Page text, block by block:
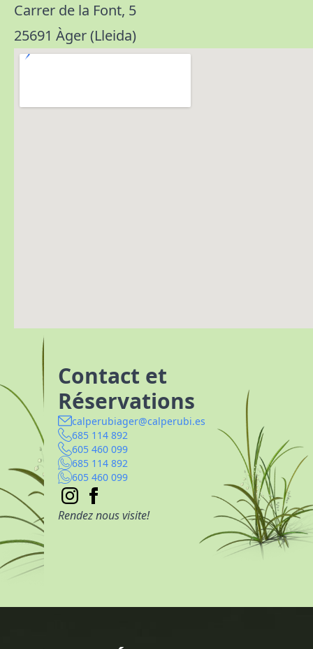
Carrer de la Font, 5
25691 Àger (Lleida)
Contact et
Réservations
calperubiager@calperubi.es
685 114 892
605 460 099
685 114 892
605 460 099
Rendez nous visite!